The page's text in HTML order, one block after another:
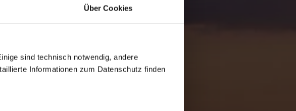
Über Cookies
sind technisch notwendig, andere
Informationen zum Datenschutz finden